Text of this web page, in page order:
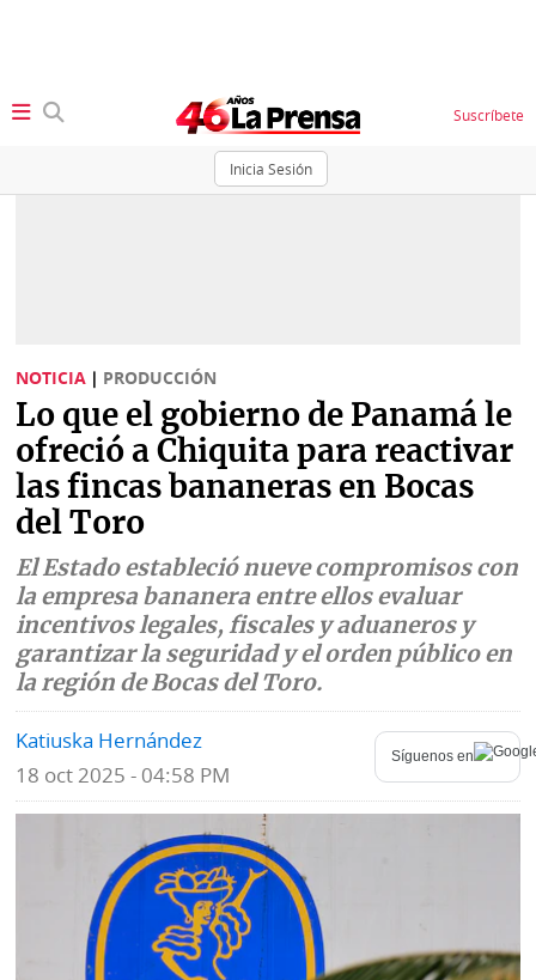
Inicia Sesión
Suscríbete
Sociedad
Judiciales
Política
Economía
Mundo
Deportes
Tecnología
Ponle
la
Firma
Status
K
Vivir+
Blogs
Fotografías
Videos
Fe
de
erratas
Historias
SERVICIOS
NOTICIA | PRODUCCIÓN
Lo que el gobierno de Panamá le
ofreció a Chiquita para reactivar
las fincas bananeras en Bocas
del Toro
El Estado estableció nueve compromisos con
la empresa bananera entre ellos evaluar
incentivos legales, fiscales y aduaneros y
garantizar la seguridad y el orden público en
la región de Bocas del Toro.
Katiuska Hernández
18 oct 2025 - 04:58 PM
Síguenos en